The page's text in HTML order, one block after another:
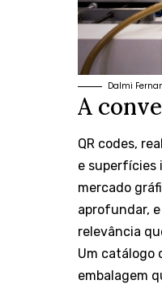
Dalmi
A
QR codes,
e superfícies
mercado
aprofundar,
relevância
Um catálogo
embalagem